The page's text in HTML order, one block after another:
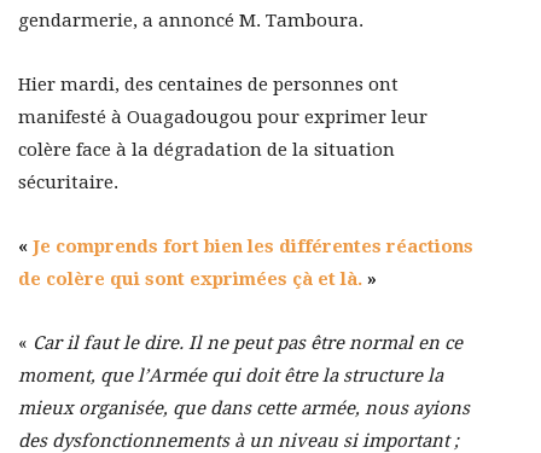
gendarmerie, a annoncé M. Tamboura.
Hier mardi, des centaines de personnes ont
manifesté à Ouagadougou pour exprimer leur
colère face à la dégradation de la situation
sécuritaire.
« Je comprends fort bien les différentes réactions
de colère qui sont exprimées çà et là. »
« Car il faut le dire. Il ne peut pas être normal en ce
moment, que l’Armée qui doit être la structure la
mieux organisée, que dans cette armée, nous ayions
des dysfonctionnements à un niveau si important ;